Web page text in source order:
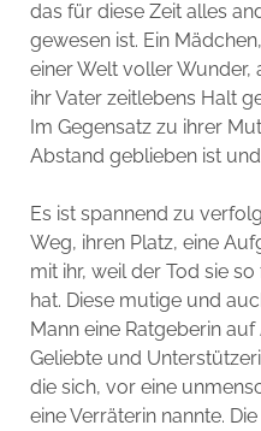
das für diese Zeit alles
gewesen ist. Ein
einer Welt voller Wunder,
ihr Vater zeitlebens Halt
Im Gegensatz zu ihrer
Abstand geblieben ist und
Es ist spannend zu
Weg, ihren Platz, eine
mit ihr, weil der Tod sie
hat. Diese mutige und
Mann eine Ratgeberin
Geliebte und
die sich, vor eine
eine Verräterin nannte.